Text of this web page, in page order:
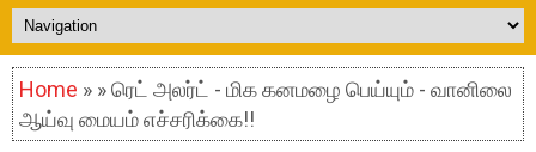
Home » » ரெட் அலர்ட் - மிக கனமழை பெய்யும் - வானிலை
ஆய்வு மையம் எச்சரிக்கை!!